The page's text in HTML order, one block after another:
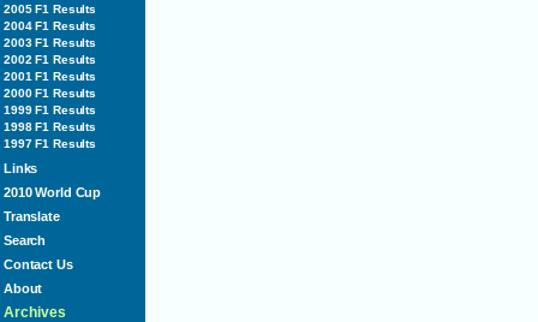
2005 F1 Results
2004 F1 Results
2003 F1 Results
2002 F1 Results
2001 F1 Results
2000 F1 Results
1999 F1 Results
1998 F1 Results
1997 F1 Results
Links
2010 World Cup
Translate
Search
Contact Us
About
Archives